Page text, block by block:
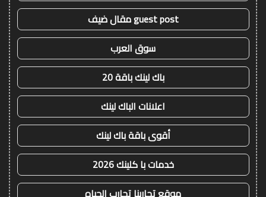
guest post مقال ضيف
سوق العرب
باك لينك باقة 20
اعلانات الباك لينك
أقوى باقة باك لينك
خدمات با كلينك 2026